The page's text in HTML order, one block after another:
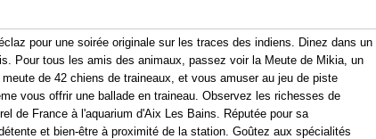
pour une soirée originale sur les traces des indiens. Dinez dans un
Pour tous les amis des animaux, passez voir la Meute de Mikia, un
de 42 chiens de traineaux, et vous amuser au jeu de piste
vous offrir une ballade en traineau. Observez les richesses de
de France à l'aquarium d'Aix Les Bains. Réputée pour sa
et bien-être à proximité de la station. Goûtez aux spécialités